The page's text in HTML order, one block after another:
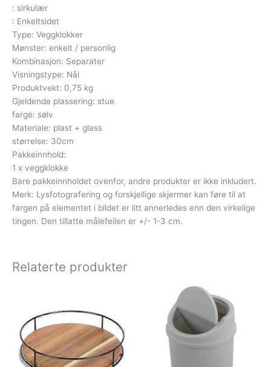
: sirkulær
: Enkeltsidet
Type: Veggklokker
Mønster: enkelt / personlig
Kombinasjon: Separater
Visningstype: Nål
Produktvekt: 0,75 kg
Gjeldende plassering: stue
farge: sølv
Materiale: plast + glass
størrelse: 30cm
Pakkeinnhold:
1 x veggklokke
Bare pakkeinnholdet ovenfor, andre produkter er ikke inkludert.
Merk: Lysfotografering og forskjellige skjermer kan føre til at
fargen på elementet i bildet er litt annerledes enn den virkelige
tingen. Den tillatte målefeilen er +/- 1-3 cm.
Relaterte produkter